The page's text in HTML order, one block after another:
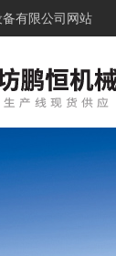
有限公司网站